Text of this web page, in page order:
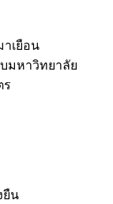
เยือน
มหาวิทยาลัย
ร
ยืน